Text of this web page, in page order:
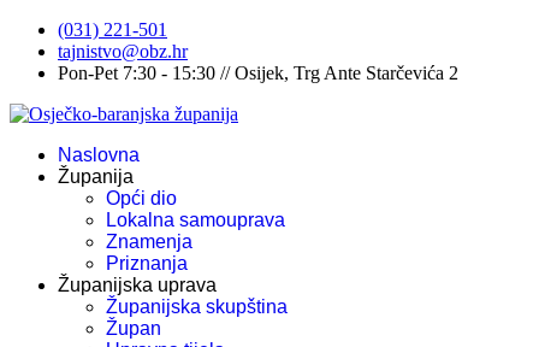
(031) 221-501
tajnistvo@obz.hr
Pon-Pet 7:30 - 15:30 // Osijek, Trg Ante Starčevića 2
Naslovna
Županija
Opći dio
Lokalna samouprava
Znamenja
Priznanja
Županijska uprava
Županijska skupština
Župan